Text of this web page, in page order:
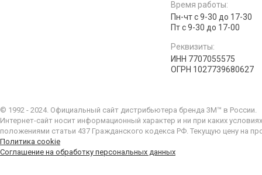
Время работы:
Пн-чт с 9-30 до 17-30
Пт с 9-30 до 17-00
Реквизиты:
ИНН 7707055575
ОГРН 1027739680627
© 1992 - 2024. Официальный сайт дистрибьютера бренда 3M™ в России.
Интернет-сайт носит информационный характер и ни при каких
положениями статьи 437 Гражданского кодекса РФ. Текущую цену на
Политика cookie
Соглашение на обработку персональных данных